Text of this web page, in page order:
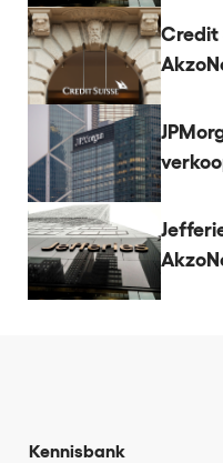
Credit
Kennisbank